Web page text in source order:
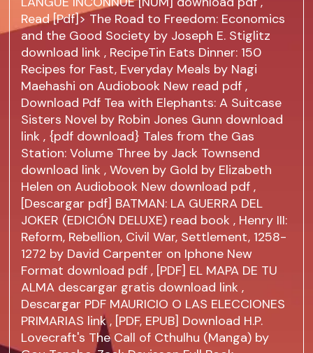
Read [Pdf]> The Road to Freedom: Economics
and the Good Society by Joseph E. Stiglitz
download link , RecipeTin Eats Dinner: 150
Recipes for Fast, Everyday Meals by Nagi
Maehashi on Audiobook New read pdf ,
Download Pdf Tea with Elephants: A Suitcase
Sisters Novel by Robin Jones Gunn download
link , {pdf download} Tales from the Gas
Station: Volume Three by Jack Townsend
download link , Woven by Gold by Elizabeth
Helen on Audiobook New download pdf ,
[Descargar pdf] BATMAN: LA GUERRA DEL
JOKER (EDICIÓN DELUXE) read book , Henry III:
Reform, Rebellion, Civil War, Settlement, 1258-
1272 by David Carpenter on Iphone New
Format download pdf , [PDF] EL MAPA DE TU
ALMA descargar gratis download link ,
Descargar PDF MAURICIO O LAS ELECCIONES
PRIMARIAS link, [PDF, EPUB] Download H.P.
Lovecraft's The Call of Cthulhu (Manga) by